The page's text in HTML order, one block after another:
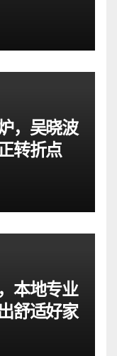
，吴晓波
转折点
本地专业
舒适好家